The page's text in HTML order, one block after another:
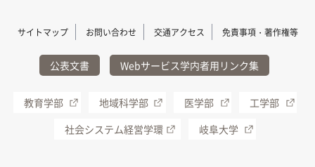
サイトマップ お問い合わせ 交通アクセス 免責事項・著作権等
公表文書 Webサービス学内者用リンク集
教育学部 地域科学部 医学部
工学部
社会システム経営学環
岐阜大学